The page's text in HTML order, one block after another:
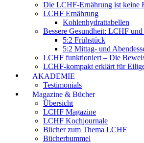
Die LCHF-Ernährung ist keine
LCHF Ernährung
Kohlenhydrattabellen
Bessere Gesundheit: LCHF und
5:2 Frühstück
5:2 Mittag- und
LCHF funktioniert – Die
LCHF-kompakt erklärt für
AKADEMIE
Testimonials
Magazine & Bücher
Übersicht
LCHF Magazine
LCHF Kochjournale
Bücher zum Thema LCHF
Bücherbummel